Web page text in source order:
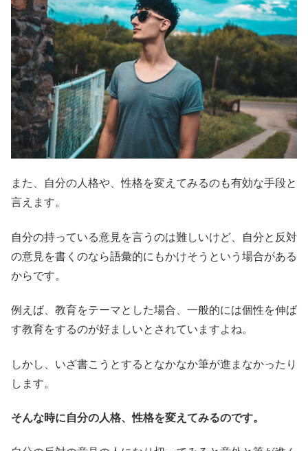
また、自分の人格や、性格を変えてみるのも有効な手段と
言えます。
自分の持っている意見を言うのは難しいけど、自分と反対
の意見を書くのなら語彙的にもかけそうという場合がある
からです。
例えば、教育をテーマとした場合、一般的には個性を伸ば
す教育をするのが好ましいとされていますよね。
しかし、いざ書こうとするとなかなか筆が進まなかったり
します。
そんな時に自分の人格、性格を変えてみるのです。